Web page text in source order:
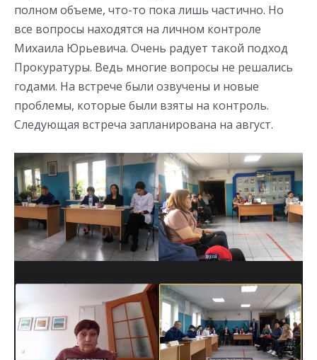
полном объеме, что-то пока лишь частично. Но
все вопросы находятся на личном контроле
Михаила Юрьевича. Очень радует такой подход
Прокуратуры. Ведь многие вопросы не решались
годами. На встрече были озвучены и новые
проблемы, которые были взяты на контроль.
Следующая встреча запланирована на август.